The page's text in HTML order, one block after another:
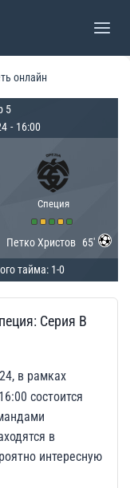
онлайн
5
- 16:00
Специя
Петко Христов 65'
тайма: 1-0
Серия B
в рамках
состоится
в
интересную